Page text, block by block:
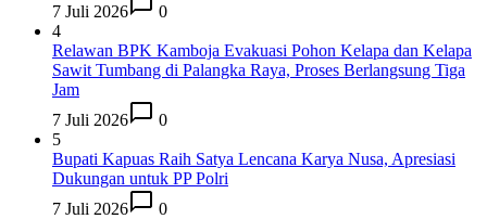
7 Juli 2026
0
4
Relawan BPK Kamboja Evakuasi Pohon Kelapa dan Kelapa
Sawit Tumbang di Palangka Raya, Proses Berlangsung Tiga
Jam
7 Juli 2026
0
5
Bupati Kapuas Raih Satya Lencana Karya Nusa, Apresiasi
Dukungan untuk PP Polri
7 Juli 2026
0